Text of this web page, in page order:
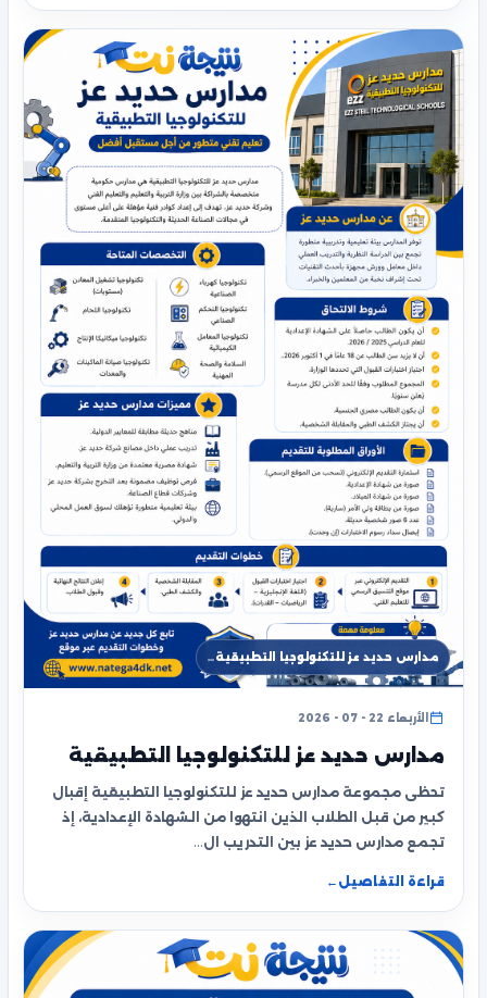
مدارس حديد عز للتكنولوجيا التطبيقية…
الأربعاء 22 - 07 - 2026
مدارس حديد عز للتكنولوجيا التطبيقية
تحظى مجموعة مدارس حديد عز للتكنولوجيا التطبيقية إقبال
كبير من قبل الطلاب الذين انتهوا من الشهادة الإعدادية، إذ
تجمع مدارس حديد عز بين التدريب ال…
قراءة التفاصيل ←